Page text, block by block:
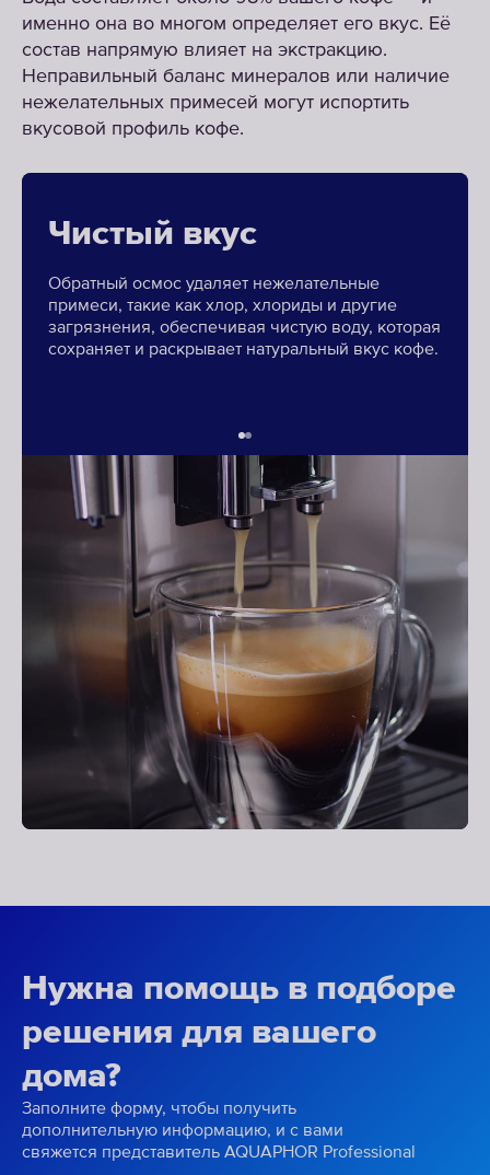
именно она во многом определяет его вкус. Её
состав напрямую влияет на экстракцию.
Неправильный баланс минералов или наличие
нежелательных примесей могут испортить
вкусовой профиль кофе.
Чистый вкус
Обратный осмос удаляет нежелательные
примеси, такие как хлор, хлориды и другие
загрязнения, обеспечивая чистую воду, которая
сохраняет и раскрывает натуральный вкус кофе.
Регулируемая
минерализация
Наши системы оснащены настраиваемым
байпасом, позволяющим точно регулировать
Нужна помощь в подборе
решения для вашего
дома?
Заполните форму, чтобы получить
дополнительную информацию, и с вами
свяжется представитель AQUAPHOR Professional